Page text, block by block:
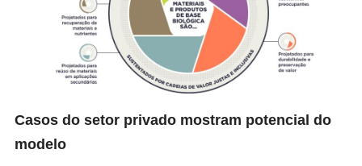
Casos do setor privado mostram potencial do
modelo